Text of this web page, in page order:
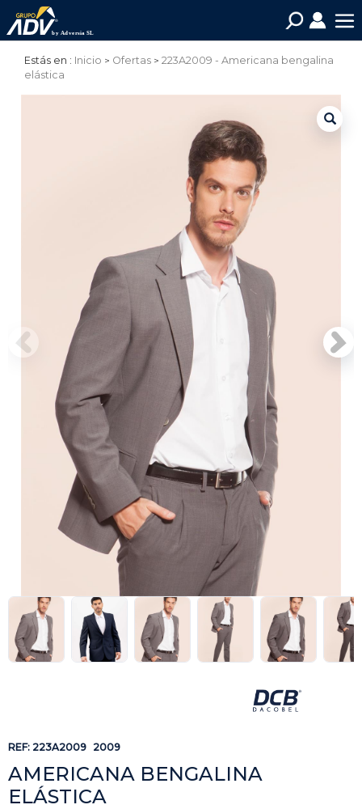
Estás en : Inicio Ofertas
223A2009 - Americana bengalina
elástica
REF: 223A2009 2009
AMERICANA BENGALINA
ELÁSTICA